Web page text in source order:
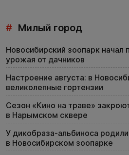
# Милый город
Новосибирский зоопарк начал
урожая от дачников
Настроение августа: в
великолепные гортензии
Сезон «Кино на траве»
в Нарымском сквере
У дикобраза-альбиноса
в Новосибирском зоопарке